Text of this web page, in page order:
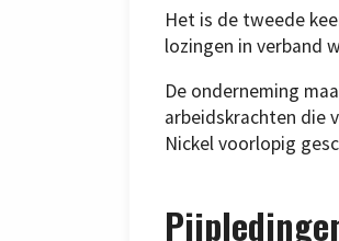
Het is de tweede
lozingen in verband
De onderneming
arbeidskrachten die
Nickel voorlopig